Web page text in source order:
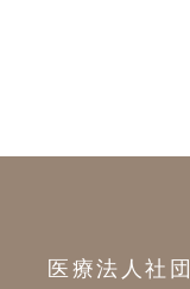
医療法人社団